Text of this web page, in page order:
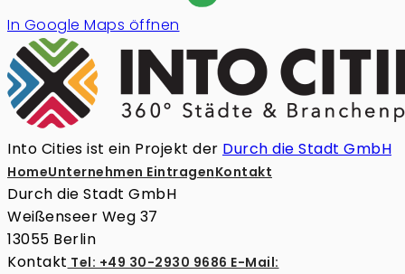
In Google Maps öffnen
Into Cities ist ein Projekt der Durch die Stadt GmbH
HomeUnternehmen EintragenKontakt
Durch die Stadt GmbH
Weißenseer Weg 37
13055 Berlin
Kontakt Tel: +49 30-2930 9686 E-Mail: